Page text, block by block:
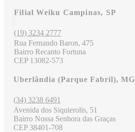
Filial Weiku Campinas, SP
(19) 3234 2777
Rua Fernando Baron, 475
Bairro Recanto Fortuna
CEP 13082-573
Uberlândia (Parque Fabril), MG
(34) 3238 6491
Avenida dos Siquierolis, 51
Bairro Nossa Senhora das Graças
CEP 38401-708